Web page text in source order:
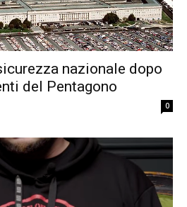
nazionale dopo
del Pentagono
0